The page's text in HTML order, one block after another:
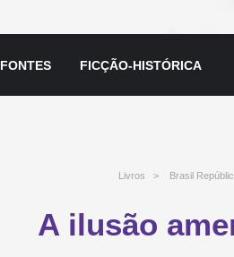
FONTES FICÇÃO-HISTÓRICA
Livros > Brasil
A ilusão